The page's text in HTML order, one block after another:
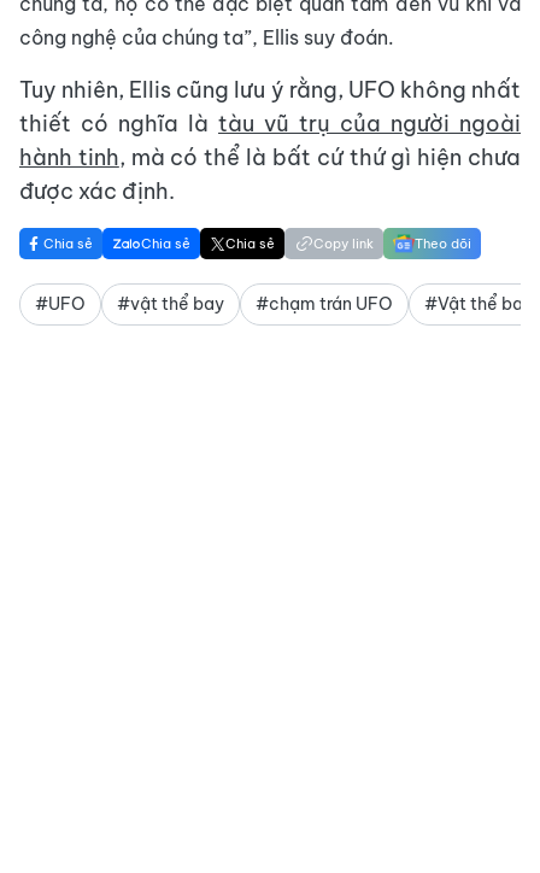
công nghệ của chúng ta”, Ellis suy đoán.
Tuy nhiên, Ellis cũng lưu ý rằng, UFO không nhất
thiết có nghĩa là tàu vũ trụ của người ngoài
hành tinh, mà có thể là bất cứ thứ gì hiện chưa
được xác định.
Chia sẻ Chia sẻ Chia sẻ Copy link Theo dõi
#UFO #vật thể bay #chạm trán UFO #Vật thể bay